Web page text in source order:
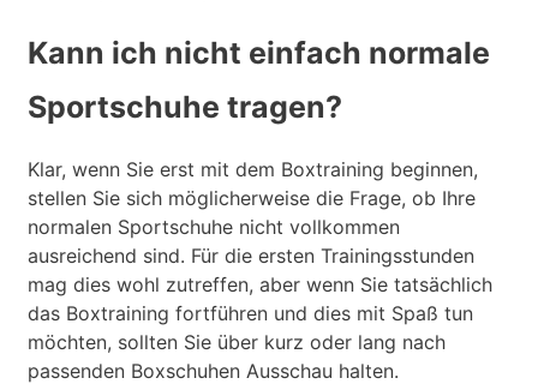
Kann ich nicht einfach normale
Sportschuhe tragen?
Klar, wenn Sie erst mit dem Boxtraining beginnen,
stellen Sie sich möglicherweise die Frage, ob Ihre
normalen Sportschuhe nicht vollkommen
ausreichend sind. Für die ersten Trainingsstunden
mag dies wohl zutreffen, aber wenn Sie tatsächlich
das Boxtraining fortführen und dies mit Spaß tun
möchten, sollten Sie über kurz oder lang nach
passenden Boxschuhen Ausschau halten.